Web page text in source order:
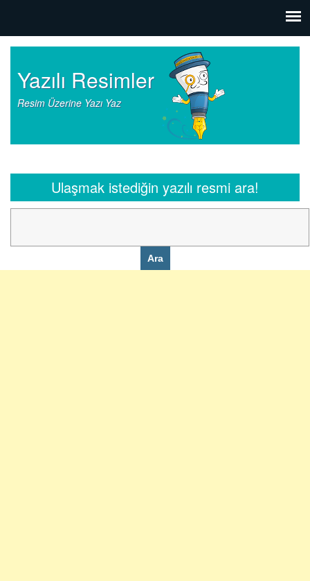
Yazılı Resimler
Resim Üzerine Yazı Yaz
Ulaşmak istediğin yazılı resmi ara!